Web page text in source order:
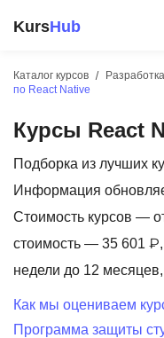
KursHub
Каталог курсов Разработка
по React Native
Курсы React
Подборка из лучших
Информация
Стоимость курсов —
стоимость — 35 601 ₽,
недели до 12
Как мы оцениваем
Программа защиты
Разработка
Маркетинг
Дизайн